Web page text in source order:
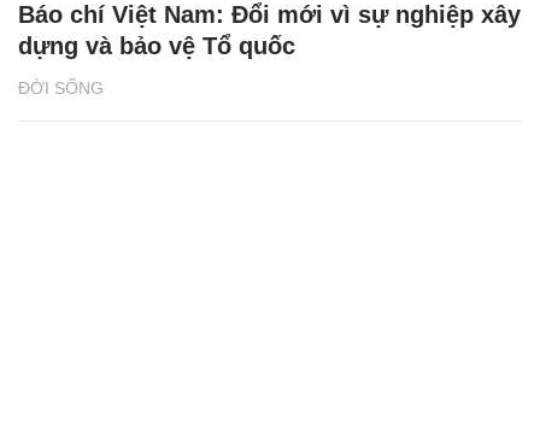
ĐỜI SỐNG
Báo chí Việt Nam: Đổi mới vì sự nghiệp xây
dựng và bảo vệ Tổ quốc